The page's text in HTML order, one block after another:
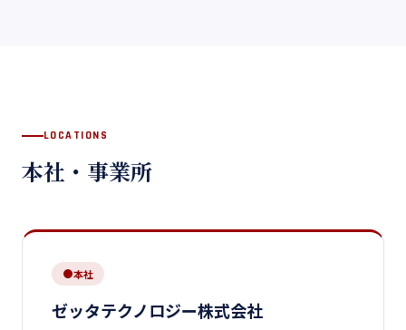
LOCATIONS
本社・事業所
本社
ゼッタテクノロジー株式会社